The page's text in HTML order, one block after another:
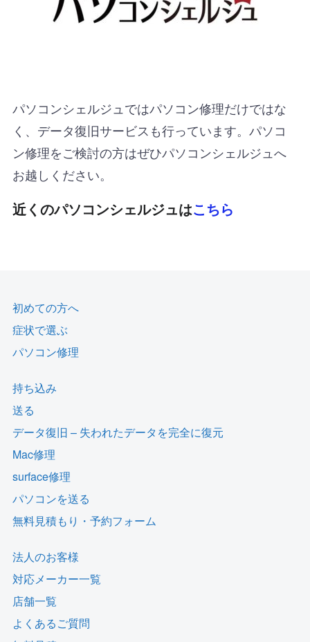
パソコンシェルジュではパソコン修理だけではな
く、データ復旧サービスも行っています。パソコ
ン修理をご検討の方はぜひパソコンシェルジュへ
お越しください。
近くのパソコンシェルジュはこちら
初めての方へ
症状で選ぶ
パソコン修理
持ち込み
送る
データ復旧 – 失われたデータを完全に復元
Mac修理
surface修理
パソコンを送る
無料見積もり・予約フォーム
法人のお客様
対応メーカー一覧
店舗一覧
よくあるご質問